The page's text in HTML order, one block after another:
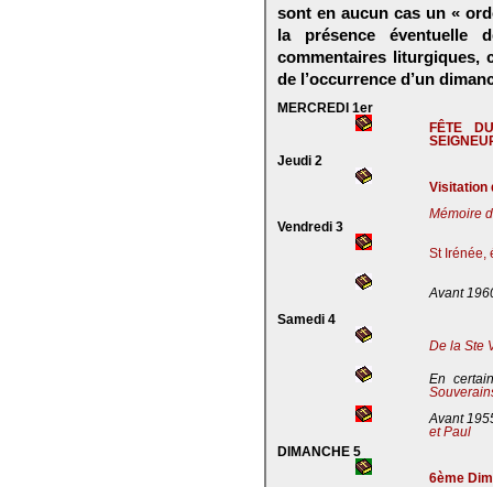
sont en aucun cas un «
la présence éventuelle
commentaires liturgiques,
de l’occurrence d’un
MERCREDI 1er
FÊTE
Jeudi 2
Visitation
Mémoire
Vendredi 3
St Irénée,
Avant
Samedi 4
De la Ste
En
Avant
et Paul
DIMANCHE 5
6ème